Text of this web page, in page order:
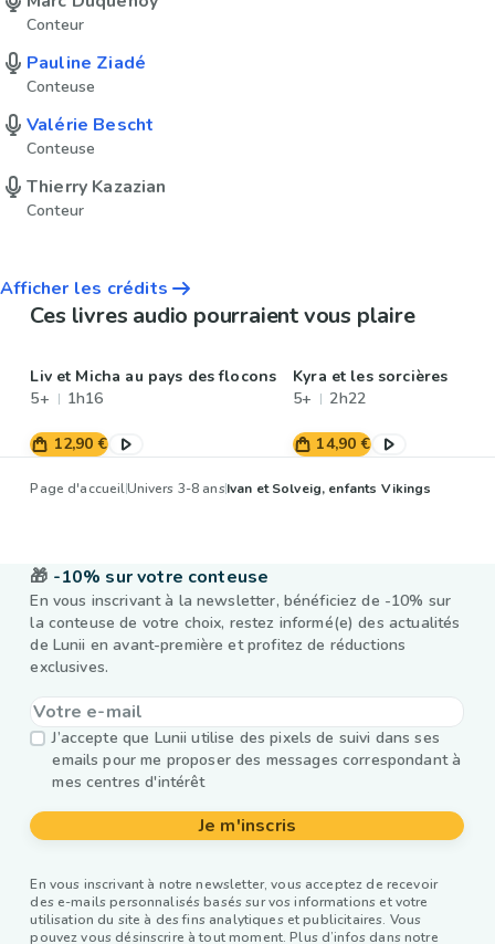
Conteur
Pauline Ziadé
Conteuse
Valérie Bescht
Conteuse
Thierry Kazazian
Conteur
Afficher les crédits
Ces livres audio pourraient vous plaire
Liv et Micha au pays des flocons
5+
1h16
12,90 €
Kyra et les sorcières
5+
2h22
14,90 €
Page d'accueilUnivers 3-8 ansIvan et Solveig, enfants Vikings
🎁 -10% sur votre conteuse
En vous inscrivant à la newsletter, bénéficiez de -10% sur
la conteuse de votre choix, restez informé(e) des actualités
de Lunii en avant-première et profitez de réductions
exclusives.
J’accepte que Lunii utilise des pixels de suivi dans ses
emails pour me proposer des messages correspondant à
mes centres d'intérêt
Je m'inscris
En vous inscrivant à notre newsletter, vous acceptez de recevoir
des e-mails personnalisés basés sur vos informations et votre
utilisation du site à des fins analytiques et publicitaires. Vous
pouvez vous désinscrire à tout moment. Plus d’infos dans notre